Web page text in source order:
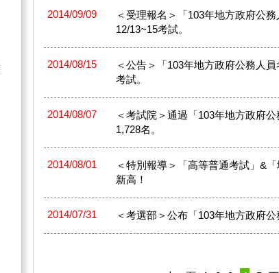
2014/09/09
＜受理報名＞「103年地方政府公
12/13~15考試。
2014/08/15
＜公告＞「103年地方政府公務人
考試。
2014/08/07
＜考試院＞通過「103年地方政府
1,728名。
2014/08/01
＜特別報導＞「高等普通考試」&
新高！
2014/07/31 ＜考選部＞公布「103年地方政府